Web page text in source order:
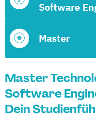
Master
Software
Master
Software
Dein